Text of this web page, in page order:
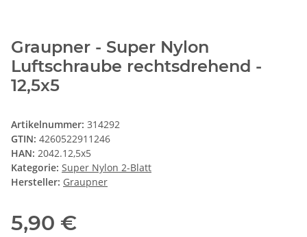
Graupner - Super Nylon
Luftschraube rechtsdrehend -
12,5x5
Artikelnummer: 314292
GTIN: 4260522911246
HAN: 2042.12,5x5
Kategorie: Super Nylon 2-Blatt
Hersteller: Graupner
5,90 €